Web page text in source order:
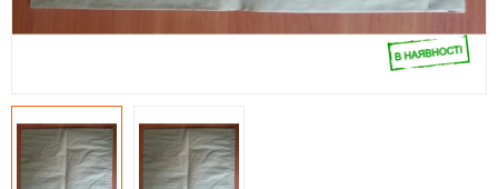
Коробки для кондитерских
изделий
термопакеты
Палочки и добавки для сладкой
ваты